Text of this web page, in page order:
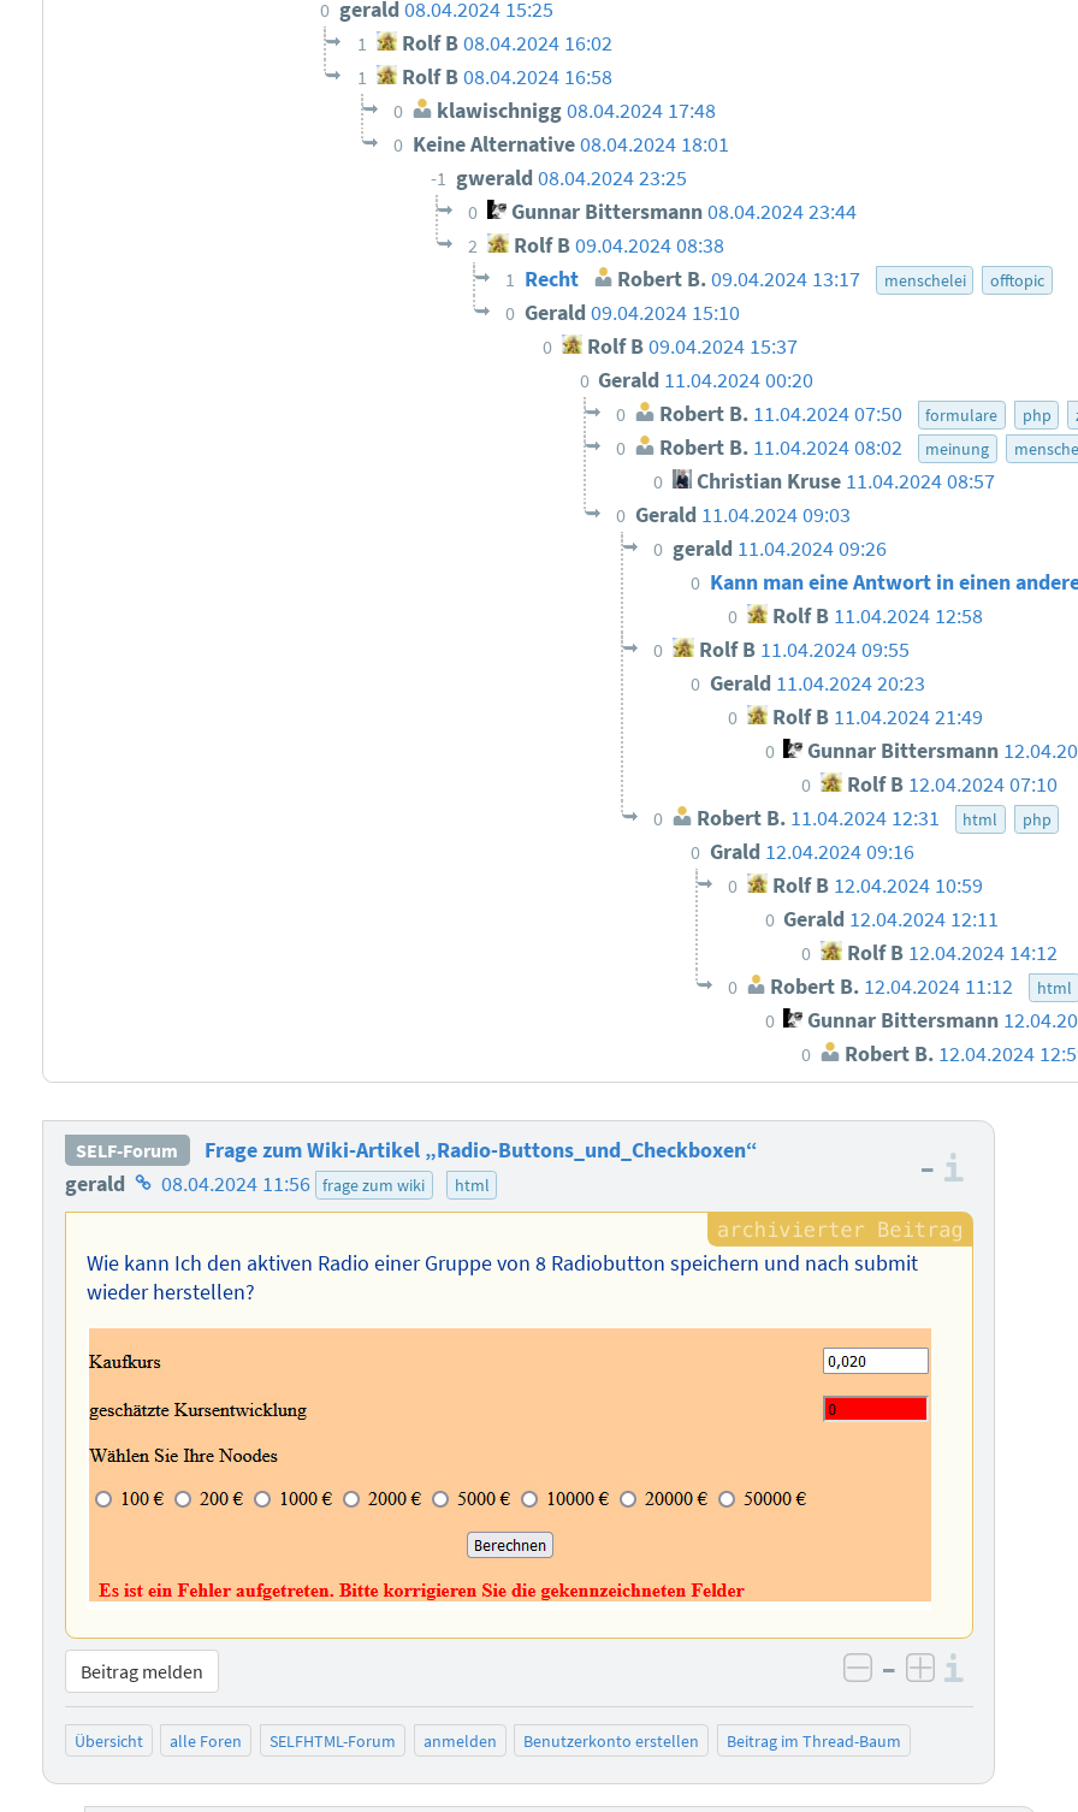
0 gerald 08.04.2024 15:25
1 Rolf B08.04.2024 16:02
1 Rolf B08.04.2024 16:58
0 klawischnigg08.04.2024 17:48
0 Keine Alternative08.04.2024 18:01
-1 gwerald08.04.2024 23:25
0 Gunnar Bittersmann08.04.2024 23:44
2 Rolf B 09.04.2024 08:38
1 Recht Robert B. 09.04.2024 13:17 menschelei offtopic
0 Gerald 09.04.2024 15:10
0 Rolf B09.04.2024 15:37
0 Gerald 11.04.2024 00:20
0 Robert B. 11.04.2024 07:50 formulare php
0 Robert B. 11.04.2024 08:02 meinung
0 Christian Kruse 11.04.2024 08:57
0 Gerald 11.04.2024 09:03
0 gerald 11.04.2024 09:26
0 Kann man eine Antwort in einen
0 Rolf B 11.04.2024 12:58
0 Rolf B 11.04.2024 09:55
0 Gerald 11.04.2024 20:23
0 Rolf B 11.04.2024 21:49
0 Gunnar Bittersmann
0 Rolf B 12.04.2024 07:10
0 Robert B. 11.04.2024 12:31 html php
0 Grald 12.04.2024 09:16
0 Rolf B 12.04.2024 10:59
0 Gerald 12.04.2024 12:11
0 Rolf B 12.04.2024 14:12
0 Robert B. 12.04.2024 11:12 html
0 Gunnar Bittersmann
0 Robert B. 12.04.2024
SELF-Forum
Frage zum Wiki-Artikel „Radio-Buttons_und_Checkboxen“
gerald Homepage
des
Autors
08.04.2024 11:56 frage zum wiki html –
Wie kann Ich den aktiven Radio einer Gruppe von 8 Radiobutton speichern und nach submit
wieder herstellen?
Beitrag melden negativ bewerten
– positiv
Übersicht alle Foren SELFHTML-Forum anmelden Benutzerkonto erstellen Beitrag im Thread-Baum